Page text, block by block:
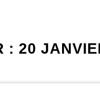
: 20